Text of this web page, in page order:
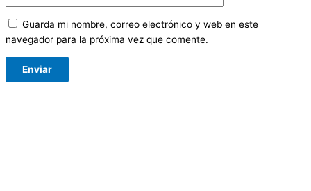
Guarda mi nombre, correo electrónico y web en este
navegador para la próxima vez que comente.